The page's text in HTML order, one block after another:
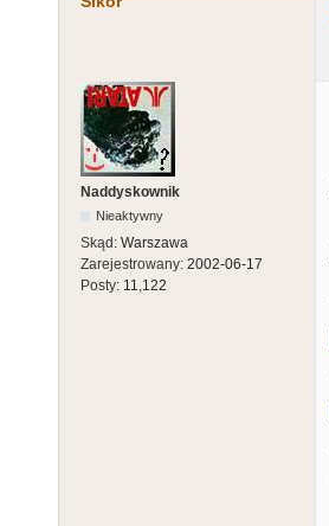
Naddyskownik
Nieaktywny
Skąd: Warszawa
Zarejestrowany: 2002-06-17
Posty: 11,122